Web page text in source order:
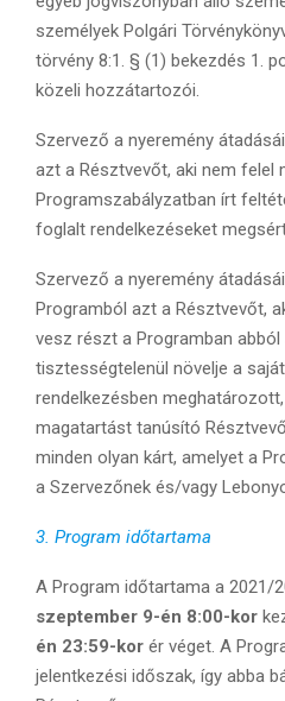
személyek Polgári
törvény 8:1. § (1) bekezdés 1.
közeli hozzátartozói.
Szervező a nyeremény
azt a Résztvevőt, aki nem felel
Programszabályzatban írt
foglalt rendelkezéseket
Szervező a nyeremény
Programból azt a Résztvevőt,
vesz részt a Programban abból
tisztességtelenül növelje a
rendelkezésben
magatartást tanúsító
minden olyan kárt, amelyet a
a Szervezőnek és/vagy
3. Program időtartama
A Program időtartama a 2021/
szeptember 9-én 8:00-kor
én 23:59-kor ér véget. A
jelentkezési időszak, így abba